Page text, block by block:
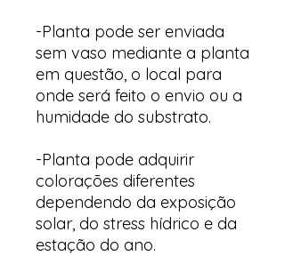
-Planta pode ser enviada
sem vaso mediante a planta
em questão, o local para
onde será feito o envio ou a
humidade do substrato.
-Planta pode adquirir
colorações diferentes
dependendo da exposição
solar, do stress hídrico e da
estação do ano.